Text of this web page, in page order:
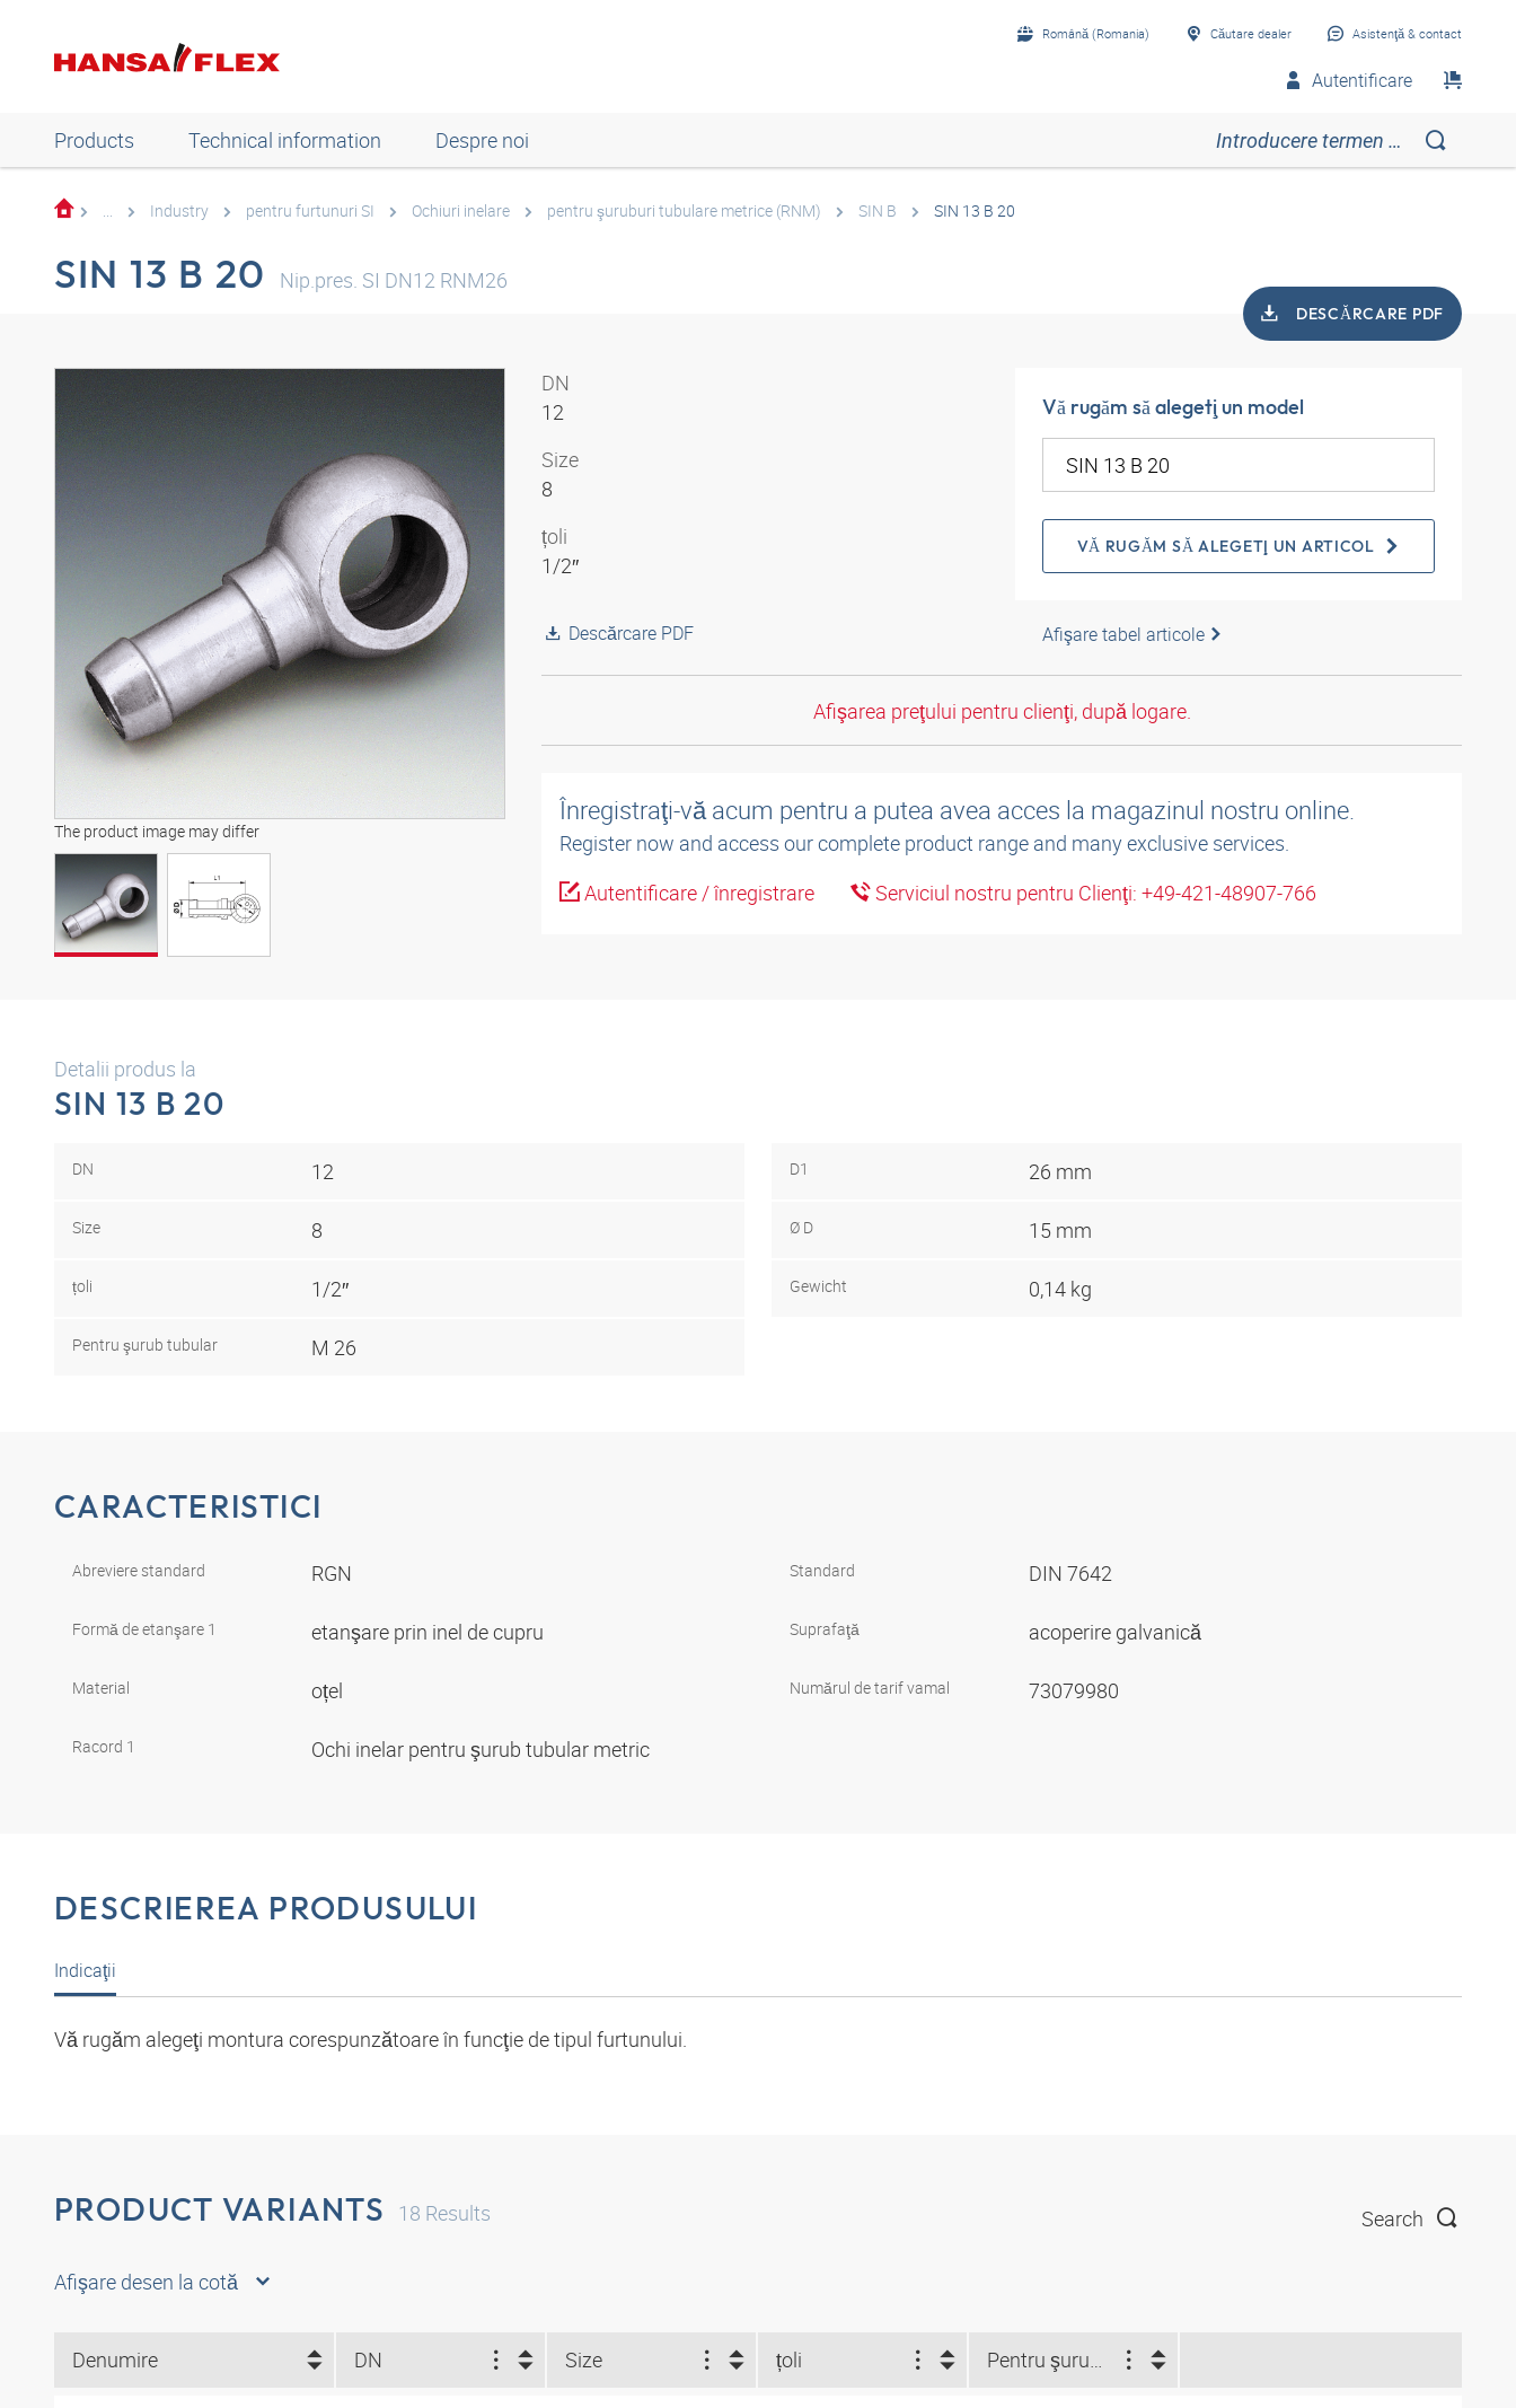
Română (Romania) Căutare dealer Asistenţă & contact
Autentificare
Products Technical information Despre noi
... Industry pentru furtunuri SI Ochiuri inelare pentru şuruburi tubulare metrice (RNM) SIN B SIN 13 B 20
SIN 13 B 20 Nip.pres. SI DN12 RNM26
DESCĂRCARE PDF
The product image may differ
DN
12
Size
8
țoli
1/2″
Descărcare PDF
Vă rugăm să alegeţi un model
VĂ RUGĂM SĂ ALEGEŢI UN ARTICOL
Afişare tabel articole
Afişarea preţului pentru clienţi, după logare.
Înregistraţi-vă acum pentru a putea avea acces la magazinul nostru online.
Register now and access our complete product range and many exclusive services.
Autentificare / înregistrare
Serviciul nostru pentru Clienţi: +49-421-48907-766
Detalii produs la
SIN 13 B 20
DN 12
Size 8
țoli 1/2″
Pentru şurub tubular M 26
D1 26 mm
Ø D 15 mm
Gewicht 0,14 kg
CARACTERISTICI
Abreviere standard RGN
Formă de etanşare 1 etanşare prin inel de cupru
Material oțel
Racord 1 Ochi inelar pentru şurub tubular metric
Standard DIN 7642
Suprafaţă acoperire galvanică
Numărul de tarif vamal 73079980
DESCRIEREA PRODUSULUI
Indicaţii
Vă rugăm alegeţi montura corespunzătoare în funcţie de tipul furtunului.
PRODUCT VARIANTS 18 Results Search
Afişare desen la cotă
Denumire DN Size țoli Pentru şurub tubular